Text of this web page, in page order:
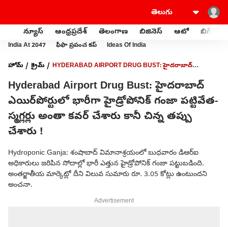
న్యూస్ ఆంధ్రప్రదేశ్ తెలంగాణ బిజినెస్ ఆటో బిగ్‌బాస్
India At 2047 ఫీఫా ప్రపంచ కప్ Ideas Of India
హోమ్ క్రైమ్
HYDERABAD AIRPORT DRUG BUST: హైదరాబాద్
చిన్న తప్పు చేశారు !
Hyderabad Airport Drug Bust: హైదరాబాద్
ఎయిర్‌పోర్టులో భారీగా హైడ్రోపోనిక్ గంజా పట్టివేత-
స్మగ్లర్లు అంతా కవర్ చేశారు కానీ చిన్న తప్పు
చేశారు !
Hydroponic Ganja: శంషాబాద్ విమానాశ్రయంలో బుధవారం డిఆర్ఐ
అధికారులు జరిపిన సోదాల్లో భారీ ఎత్తున హైడ్రోపోనిక్ గంజా పట్టుబడింది.
అంతర్జాతీయ మార్కెట్లో దీని విలువ సుమారు రూ. 3.05 కోట్లు ఉంటుందని
అంచనా.
Advertisement